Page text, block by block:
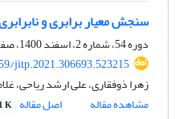
سنجش معیار برابری و
دوره 54، شماره 2، اسفند 1400، صفحه
jitp.2021.306693.523215
زهرا ذوفقاری، علی ارشد ریاحی،
مشاهده مقاله
اصل مقاله K